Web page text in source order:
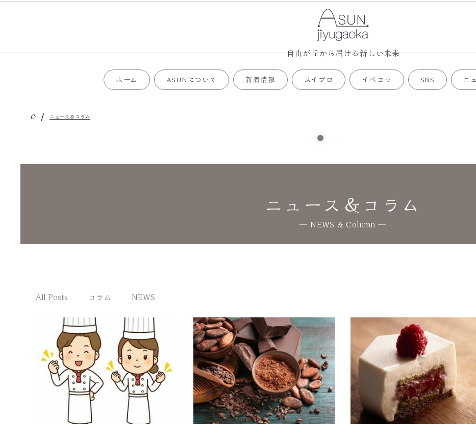
自由が丘から届ける新しい未来
ホーム ASUNについて 新着情報 スイプロ イベコラ SNS ニ
/ ニュース＆コラム
ニュース＆コラム
― NEWS & Column ―
All Posts コラム NEWS